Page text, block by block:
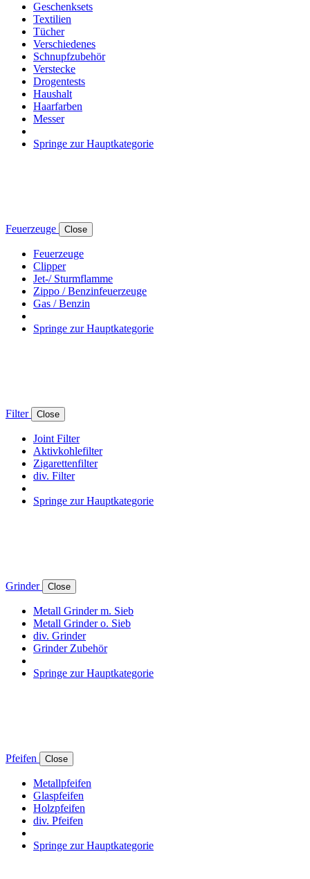
Geschenksets
Textilien
Tücher
Verschiedenes
Schnupfzubehör
Verstecke
Drogentests
Haushalt
Haarfarben
Messer
Springe zur Hauptkategorie
Feuerzeuge Close
Feuerzeuge
Clipper
Jet-/ Sturmflamme
Zippo / Benzinfeuerzeuge
Gas / Benzin
Springe zur Hauptkategorie
Filter Close
Joint Filter
Aktivkohlefilter
Zigarettenfilter
div. Filter
Springe zur Hauptkategorie
Grinder Close
Metall Grinder m. Sieb
Metall Grinder o. Sieb
div. Grinder
Grinder Zubehör
Springe zur Hauptkategorie
Pfeifen Close
Metallpfeifen
Glaspfeifen
Holzpfeifen
div. Pfeifen
Springe zur Hauptkategorie